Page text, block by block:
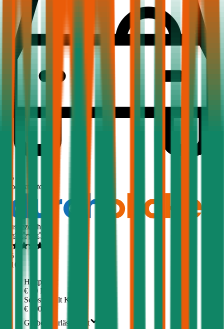
1,5
Produktnote
Ausgezeichnet
4,5
510
Haftpflicht
€ 20 Mio.
Selbstbehalt Kasko
€ 500
Grobe Fahrlässigkeit